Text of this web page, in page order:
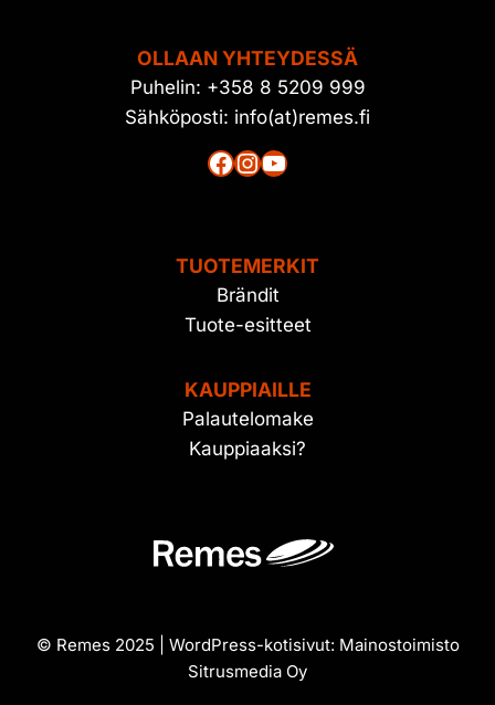
OLLAAN YHTEYDESSÄ
Puhelin: +358 8 5209 999
Sähköposti: info(at)remes.fi
Facebook
Instagram
YouTube
TUOTEMERKIT
Brändit
Tuote-esitteet
KAUPPIAILLE
Palautelomake
Kauppiaaksi?
© Remes 2025 | WordPress-kotisivut: Mainostoimisto
Sitrusmedia Oy